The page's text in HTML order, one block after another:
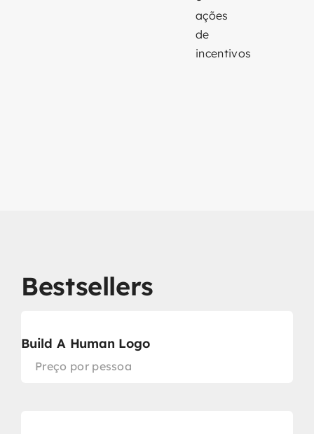
ações
de
incentivos
Bestsellers
Build A Human Logo
Preço por pessoa